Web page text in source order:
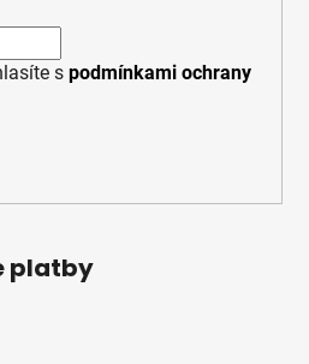
s podmínkami ochrany
platby